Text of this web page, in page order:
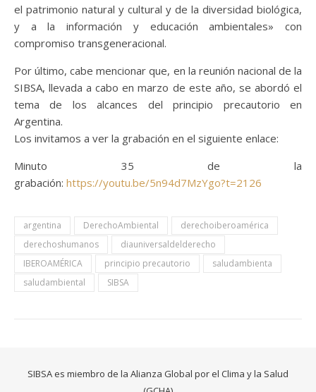
el patrimonio natural y cultural y de la diversidad biológica,
y a la información y educación ambientales» con
compromiso transgeneracional.
Por último, cabe mencionar que, en la reunión nacional de la
SIBSA, llevada a cabo en marzo de este año, se abordó el
tema de los alcances del principio precautorio en
Argentina.
Los invitamos a ver la grabación en el siguiente enlace:
Minuto 35 de la
grabación: https://youtu.be/5n94d7MzYgo?t=2126
argentina DerechoAmbiental
derechoiberoamérica
derechoshumanos
diauniversaldelderecho
IBEROAMÉRICA
principio precautorio
saludambienta
saludambiental
SIBSA
SIBSA es miembro de la Alianza Global por el Clima y la Salud